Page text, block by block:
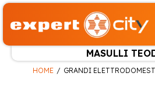
MASULLI
HOME GRANDI